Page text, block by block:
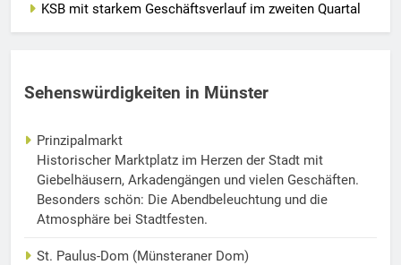
KSB mit starkem Geschäftsverlauf im zweiten Quartal
Sehenswürdigkeiten in Münster
Prinzipalmarkt
Historischer Marktplatz im Herzen der Stadt mit
Giebelhäusern, Arkadengängen und vielen Geschäften.
Besonders schön: Die Abendbeleuchtung und die
Atmosphäre bei Stadtfesten.
St. Paulus-Dom (Münsteraner Dom)